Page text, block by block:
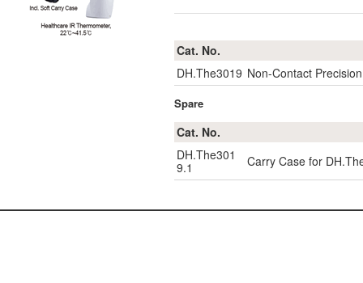
Cat. No.
DH.The3019 Non-Contact
Spare
Cat. No.
DH.The301
9.1
Carry Case for